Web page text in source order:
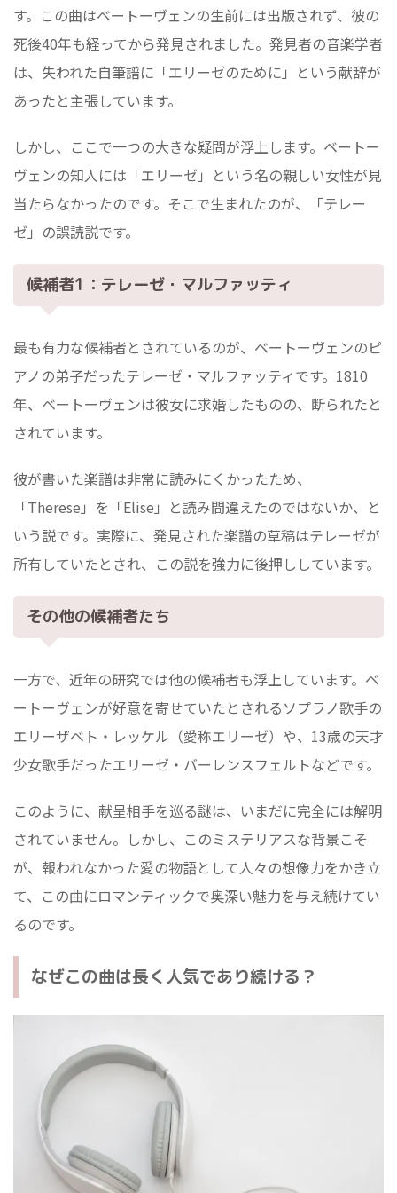
す。この曲はベートーヴェンの生前には出版されず、彼の
死後40年も経ってから発見されました。発見者の音楽学者
は、失われた自筆譜に「エリーゼのために」という献辞が
あったと主張しています。
しかし、ここで一つの大きな疑問が浮上します。ベートー
ヴェンの知人には「エリーゼ」という名の親しい女性が見
当たらなかったのです。そこで生まれたのが、「テレー
ゼ」の誤読説です。
候補者1：テレーゼ・マルファッティ
最も有力な候補者とされているのが、ベートーヴェンのピ
アノの弟子だったテレーゼ・マルファッティです。1810
年、ベートーヴェンは彼女に求婚したものの、断られたと
されています。
彼が書いた楽譜は非常に読みにくかったため、
「Therese」を「Elise」と読み間違えたのではないか、と
いう説です。実際に、発見された楽譜の草稿はテレーゼが
所有していたとされ、この説を強力に後押ししています。
その他の候補者たち
一方で、近年の研究では他の候補者も浮上しています。ベ
ートーヴェンが好意を寄せていたとされるソプラノ歌手の
エリーザベト・レッケル（愛称エリーゼ）や、13歳の天才
少女歌手だったエリーゼ・バーレンスフェルトなどです。
このように、献呈相手を巡る謎は、いまだに完全には解明
されていません。しかし、このミステリアスな背景こそ
が、報われなかった愛の物語として人々の想像力をかき立
て、この曲にロマンティックで奥深い魅力を与え続けてい
るのです。
なぜこの曲は長く人気であり続ける？